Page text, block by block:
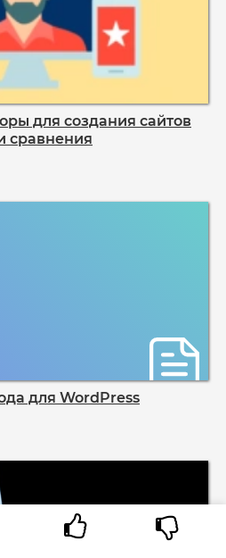
для создания сайтов
сравнения
для WordPress